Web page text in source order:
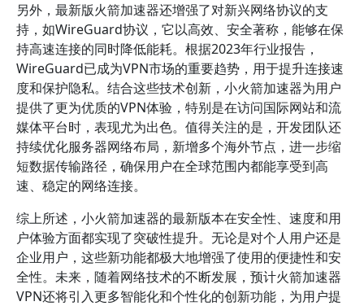
另外，最新版火箭加速器还增强了对新兴网络协议的支
持，如WireGuard协议，它以高效、安全著称，能够在保
持高速连接的同时降低能耗。根据2023年行业报告，
WireGuard已成为VPN市场的重要趋势，用于提升连接速
度和保护隐私。结合这些技术创新，小火箭加速器为用户
提供了更为优质的VPN体验，特别是在访问国际网站和流
媒体平台时，表现尤为出色。值得关注的是，开发团队还
持续优化服务器网络布局，新增多个海外节点，进一步缩
短数据传输路径，确保用户在全球范围内都能享受到高
速、稳定的网络连接。
综上所述，小火箭加速器的最新版本在安全性、速度和用
户体验方面都实现了突破性提升。无论是对个人用户还是
企业用户，这些新功能都极大地增强了使用的便捷性和安
全性。未来，随着网络技术的不断发展，预计火箭加速器
VPN还将引入更多智能化和个性化的创新功能，为用户提